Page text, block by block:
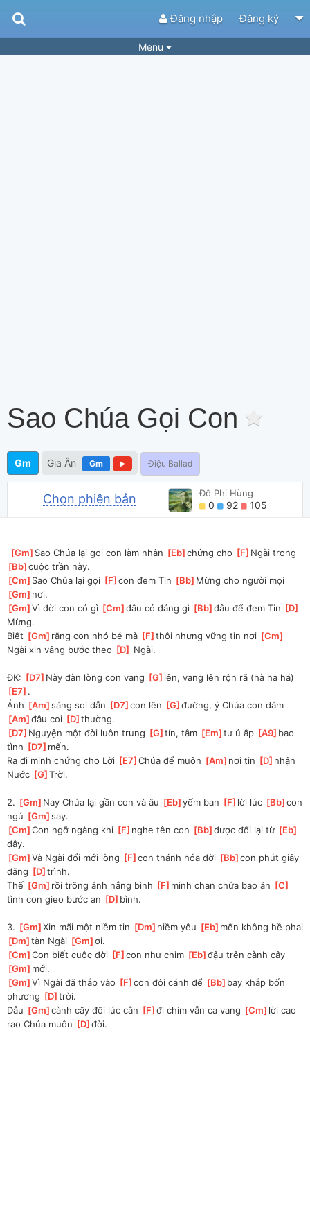
Đăng nhập Đăng ký
Menu
Sao Chúa Gọi Con
Gm Gia Ân Gm Điệu Ballad
Chọn phiên bản Đỗ Phi Hùng
0 92 105
[Gm ]Sao Chúa lại gọi con làm nhân [Eb ]
chứng cho [F ]Ngài trong
Bb ]
cuộc trần này.
[Cm ]Sao Chúa lại gọi [F ]
con đem Tin [Bb ]Mừng cho người mọi
Gm ]nơi.
[Gm ]
Vì đời con có gì [Cm ]
đâu có đáng gì [Bb ]
đâu để đem Tin [D
Mừng.
Biết [Gm ]rằng con nhỏ bé mà [F ]thôi nhưng vững tin nơi [Cm
Ngài xin vâng bước theo [D Ngài.
ĐK: [D7 ]Này đàn lòng con vang [G ]lên, vang lên rộn rã (hà ha há)
E7 ].
Ánh [Am ]
sáng soi dẫn [D7 ]
con lên [G ]
đường, ý Chúa con dám
Am ]
đâu coi [D ]thường.
[D7 ]Nguyện một đời luôn trung [G ]tín, tâm [Em ]tư ủ ấp [A9 ]bao
tình [D7 ]mến.
Ra đi minh chứng cho Lời [E7 ]
Chúa để muôn [Am ]nơi tin [D ]nhận
Nước [G ]
Trời.
2. [Gm ]Nay Chúa lại gần con và âu [Eb ]
yếm ban [F ]lời lúc [Bb ]
con
ngủ [Gm ]
say.
[Cm ]
Con ngỡ ngàng khi [F ]nghe tên con [Bb ]
được đổi lại từ [Eb
đây.
[Gm ]
Và Ngài đổi mới lòng [F ]
con thánh hóa đời [Bb ]
con phút giây
đăng [D ]trình.
Thế [Gm ]rồi trông ánh nắng bình [F ]minh chan chứa bao ân [C
tình con gieo bước an [D ]bình.
3. [Gm ]
Xin mãi một niềm tin [Dm ]niềm yêu [Eb ]
[Dm ]tàn Ngài [Gm ]
ơi.
[Cm ]
Con biết cuộc đời [F ]
con như chim [Eb ]
đậu trên cành cây
Gm ]mới.
[Gm ]
Vì Ngài đã thắp vào [F ]
con đôi cánh để [Bb ]bay khắp bốn
phương [D ]trời.
Dẫu [Gm ]
cành cây đôi lúc cằn [F ]
đi chim vẫn ca vang [Cm ]lời cao
rao Chúa muôn [D ]
đời.